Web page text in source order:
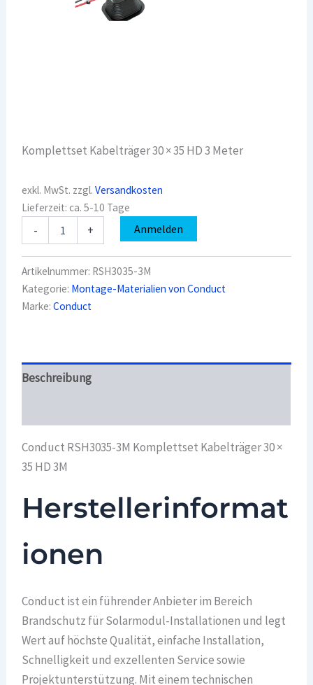
Komplettset Kabelträger 30 × 35 HD 3 Meter
exkl. MwSt. zzgl.Versandkosten
Lieferzeit:ca. 5-10 Tage
-
RSH3035-
Komplettset
Kabelträger
30
×
Menge
+ Anmelden
Artikelnummer: RSH3035-3M
Kategorie: Montage-Materialien von Conduct
Marke:Conduct
Beschreibung
Conduct RSH3035-3M Komplettset Kabelträger 30 ×
35 HD 3M
Herstellerinformat
ionen
Conduct ist ein führender Anbieter im Bereich
Brandschutz für Solarmodul-Installationen und legt
Wert auf höchste Qualität, einfache Installation,
Schnelligkeit und exzellenten Service sowie
Projektunterstützung. Mit einem technischen